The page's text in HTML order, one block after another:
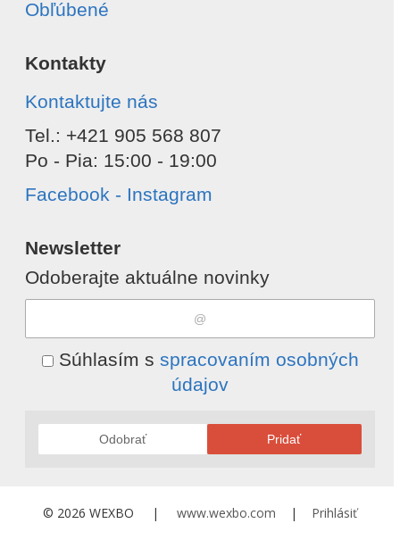
Obľúbené
Kontakty
Kontaktujte nás
Tel.: +421 905 568 807
Po - Pia: 15:00 - 19:00
Facebook - Instagram
Newsletter
Odoberajte aktuálne novinky
Súhlasím s spracovaním osobných
údajov
Odobrať Pridať
© 2026 WEXBO | www.wexbo.com | Prihlásiť